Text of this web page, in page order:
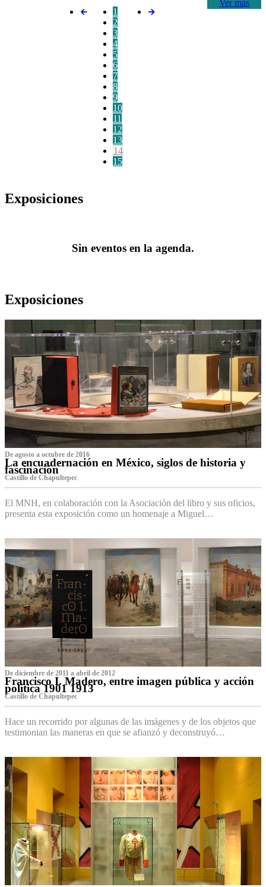
Ver más
1
2
3
4
5
6
7
8
9
10
11
12
13
14
15
Exposiciones
Sin eventos en la agenda.
Exposiciones
De agosto a octubre de 2016
La encuadernación en México, siglos de historia y
fascinación
Castillo de Chapultepec
El MNH, en colaboración con la Asociación del libro y sus oficios,
presenta esta exposición como un homenaje a Miguel…
De diciembre de 2011 a abril de 2012
Francisco I. Madero, entre imagen pública y acción
política 1901 1913
Castillo de Chapultepec
Hace un recorrido por algunas de las imágenes y de los objetos que
testimonian las maneras en que se afianzó y deconstruyó…